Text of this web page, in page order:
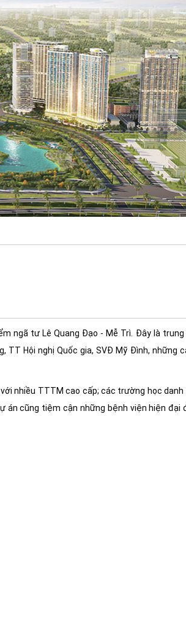
ngã tư Lê Quang Đạo - Mễ Trì. Đây là
Hội nghị Quốc gia, SVĐ Mỹ Đình, những
nhiều TTTM cao cấp; các trường học danh
án cũng tiệm cận những bệnh viện hiện đại